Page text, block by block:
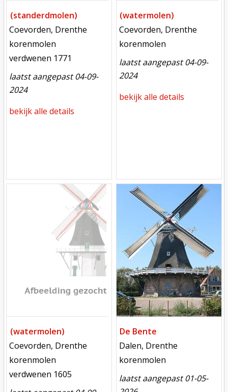
(standerdmolen)
locatie
Coevorden, Drenthe
functie
korenmolen
verdwenen
verdwenen 1771
laatst aangepast 04-09-
2024
bekijk alle details
(watermolen)
locatie
Coevorden, Drenthe
functie
korenmolen
laatst aangepast 04-09-
2024
bekijk alle details
(watermolen)
locatie
Coevorden, Drenthe
functie
korenmolen
verdwenen
verdwenen 1605
Mill
De Bente
locatie
Dalen, Drenthe
functie
korenmolen
laatst aangepast 01-05-